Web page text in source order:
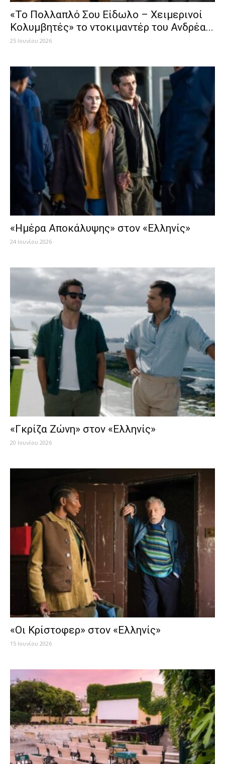
«Το Πολλαπλό Σου Είδωλο – Χειμερινοί
Κολυμβητές» το ντοκιμαντέρ του Ανδρέα...
25 Ιουνίου 2026
«Ημέρα Αποκάλυψης» στον «Ελληνίς»
24 Ιουνίου 2026
«Γκρίζα Ζώνη» στον «Ελληνίς»
20 Ιουνίου 2026
«Οι Κρίστοφερ» στον «Ελληνίς»
15 Ιουνίου 2026